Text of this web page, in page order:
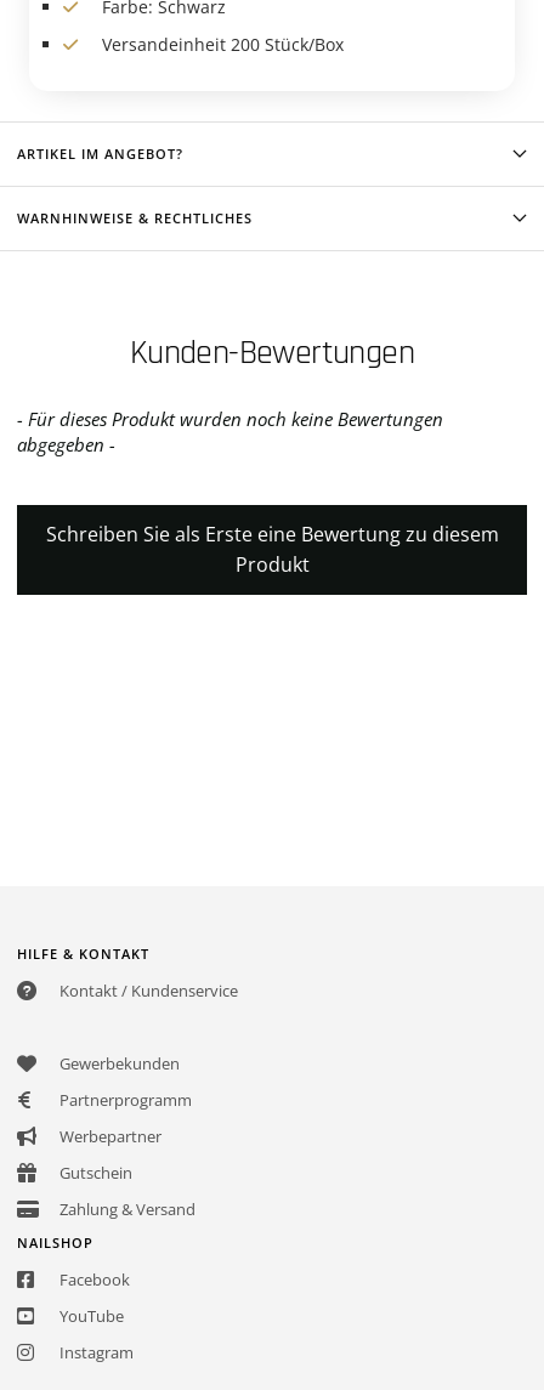
Farbe: Schwarz
Versandeinheit 200 Stück/Box
ARTIKEL IM ANGEBOT?
WARNHINWEISE & RECHTLICHES
Kunden-Bewertungen
- Für dieses Produkt wurden noch keine Bewertungen
abgegeben -
Schreiben Sie als Erste eine Bewertung zu diesem
Produkt
New content loaded
HILFE & KONTAKT
Kontakt / Kundenservice
Gewerbekunden
Partnerprogramm
Werbepartner
Gutschein
Zahlung & Versand
NAILSHOP
Facebook
YouTube
Instagram